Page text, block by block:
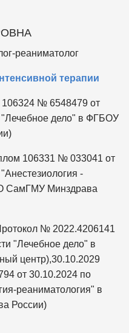
реаниматолог
терапии
№ 6548479 от
"Лечебное дело" в ФГБОУ
106331 № 033041 от
-
СамГМУ Минздрава
№ 2022.4206141
"Лечебное дело" в
центр),30.10.2029
от 30.10.2024 по
реаниматология" в
России)